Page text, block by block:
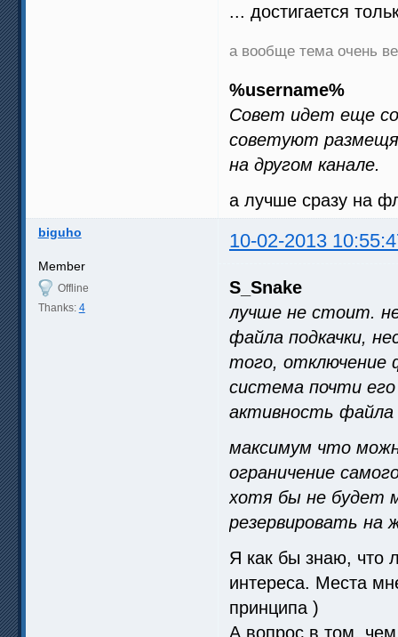
... достигается
а вообще тема очень
%username%
Совет идет еще со
советуют
на другом канале.
а лучше сразу на
biguho 10-02-2013
Member
Offline
Thanks: 4
S_Snake
лучше не стоит.
файла подкачки,
того, отключение
система почти
активность файла
максимум что
ограничение
хотя бы не будет
резервировать на
Я как бы знаю, что
интереса. Места
принципа )
А вопрос в том,